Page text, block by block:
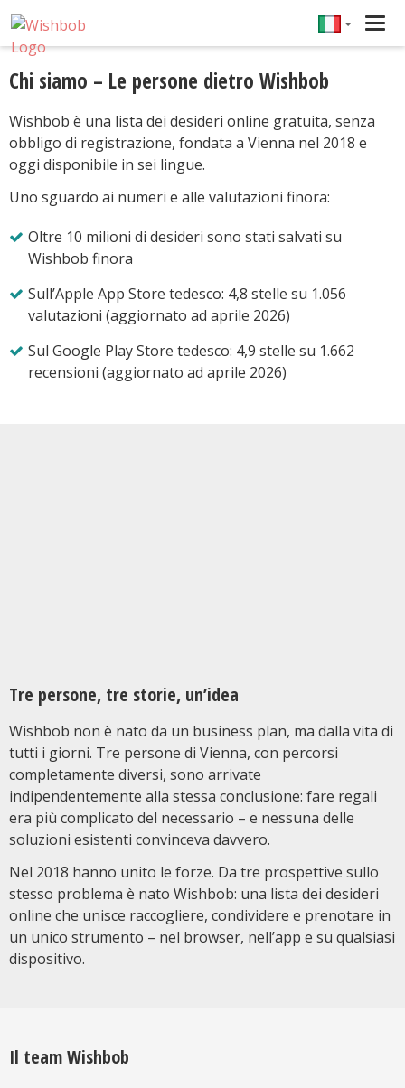
Chi siamo – Le persone dietro Wishbob
Wishbob è una lista dei desideri online gratuita, senza
obbligo di registrazione, fondata a Vienna nel 2018 e
oggi disponibile in sei lingue.
Uno sguardo ai numeri e alle valutazioni finora:
Oltre 10 milioni di desideri sono stati salvati su
Wishbob finora
Sull’Apple App Store tedesco: 4,8 stelle su 1.056
valutazioni (aggiornato ad aprile 2026)
Sul Google Play Store tedesco: 4,9 stelle su 1.662
recensioni (aggiornato ad aprile 2026)
Tre persone, tre storie, un’idea
Wishbob non è nato da un business plan, ma dalla vita di
tutti i giorni. Tre persone di Vienna, con percorsi
completamente diversi, sono arrivate
indipendentemente alla stessa conclusione: fare regali
era più complicato del necessario – e nessuna delle
soluzioni esistenti convinceva davvero.
Nel 2018 hanno unito le forze. Da tre prospettive sullo
stesso problema è nato Wishbob: una lista dei desideri
online che unisce raccogliere, condividere e prenotare in
un unico strumento – nel browser, nell’app e su qualsiasi
dispositivo.
Il team Wishbob